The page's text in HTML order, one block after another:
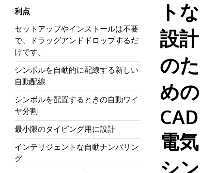
利点
セットアップやインストールは不要
で、ドラッグアンドドロップするだ
けです。
シンボルを自動的に配線する新しい
自動配線
シンボルを配置するときの自動ワイ
ヤ分割
最小限のタイピング用に設計
インテリジェントな自動ナンバリン
グ
トな
設計
のた
めの
CAD
電気